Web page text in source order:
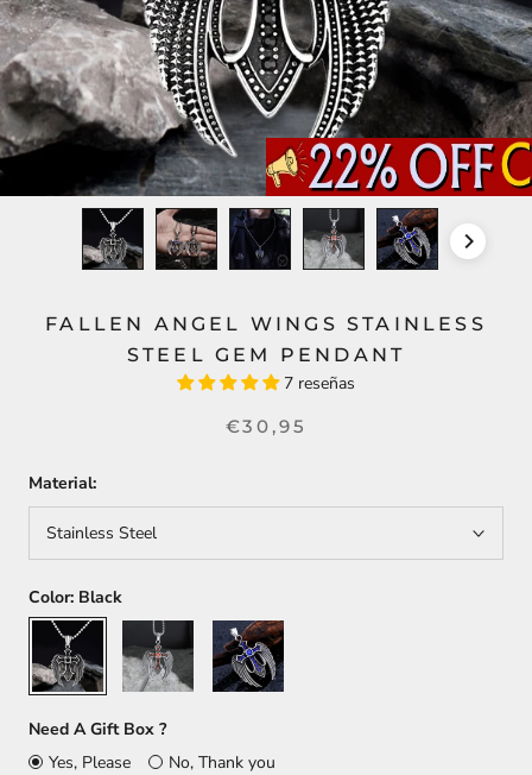
FALLEN ANGEL WINGS STAINLESS
STEEL GEM PENDANT
7 reseñas
€30,95
Material:
Stainless Steel
Color: Black
Black
Orange Blue
Need A Gift Box ?
Yes, Please
No, Thank you